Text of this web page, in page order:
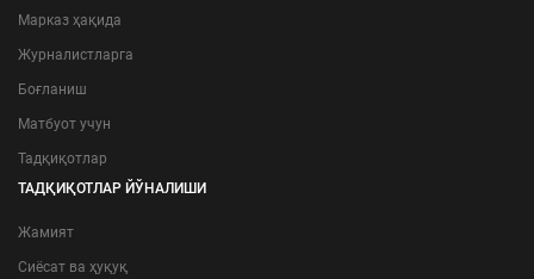
Марказ ҳақида
Журналистларга
Боғланиш
Матбуот учун
Тадқиқотлар
ТАДҚИҚОТЛАР ЙЎНАЛИШИ
Жамият
Сиёсат ва ҳуқуқ